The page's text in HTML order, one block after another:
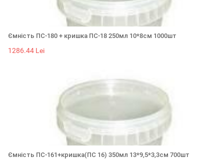
Ємність ПС-180 + кришка ПС-18 250мл 10*8см 1000шт
1286.44 Lei
Ємність ПС-161+кришка(ПС 16) 350мл 13*9,5*3,3см 700шт